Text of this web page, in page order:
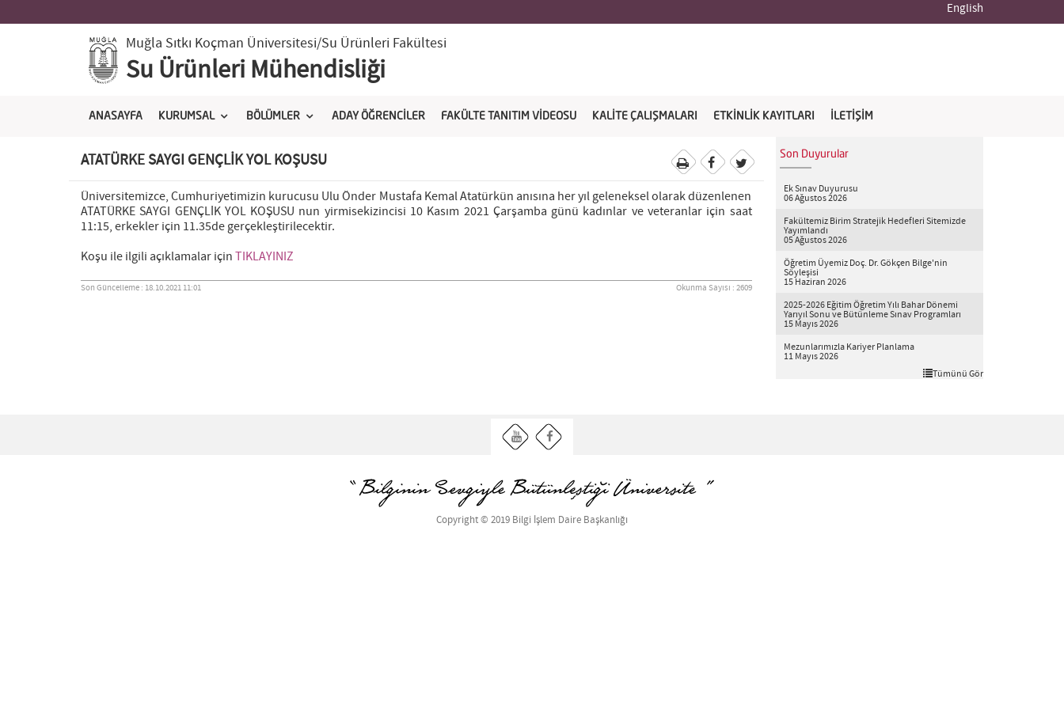
English
Muğla Sıtkı Koçman Üniversitesi/Su Ürünleri Fakültesi
Su Ürünleri Mühendisliği
ANASAYFA KURUMSAL BÖLÜMLER ADAY ÖĞRENCİLER FAKÜLTE TANITIM VİDEOSU KALİTE ÇALIŞMALARI ETKİNLİK KAYITLARI İLETİŞİM
ATATÜRKE SAYGI GENÇLİK YOL KOŞUSU
Üniversitemizce, Cumhuriyetimizin kurucusu Ulu Önder Mustafa Kemal Atatürkün anısına her yıl geleneksel olarak düzenlenen
ATATÜRKE SAYGI GENÇLİK YOL KOŞUSU nun yirmisekizincisi 10 Kasım 2021 Çarşamba günü kadınlar ve veteranlar için saat
11:15, erkekler için 11.35de gerçekleştirilecektir.
Koşu ile ilgili açıklamalar içinTIKLAYINIZ
Son Güncelleme : 18.10.2021 11:01 Okunma Sayısı : 2609
Son Duyurular
Ek Sınav Duyurusu
06 Ağustos 2026
Fakültemiz Birim Stratejik Hedefleri Sitemizde
Yayımlandı
05 Ağustos 2026
Öğretim Üyemiz Doç. Dr. Gökçen Bilge'nin
Söyleşisi
15 Haziran 2026
2025-2026 Eğitim Öğretim Yılı Bahar Dönemi
Yarıyıl Sonu ve Bütünleme Sınav Programları
15 Mayıs 2026
Mezunlarımızla Kariyer Planlama
11 Mayıs 2026
Tümünü Gör
Copyright © 2019 Bilgi İşlem Daire Başkanlığı